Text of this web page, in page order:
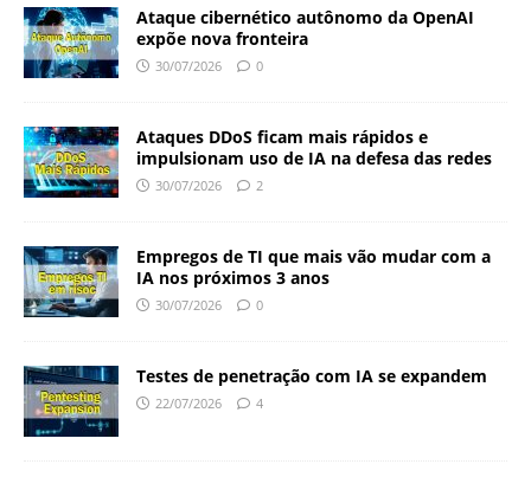
Ataque cibernético autônomo da OpenAI
expõe nova fronteira
30/07/2026 0
Ataques DDoS ficam mais rápidos e
impulsionam uso de IA na defesa das redes
30/07/2026 2
Empregos de TI que mais vão mudar com a
IA nos próximos 3 anos
30/07/2026 0
Testes de penetração com IA se expandem
22/07/2026 4